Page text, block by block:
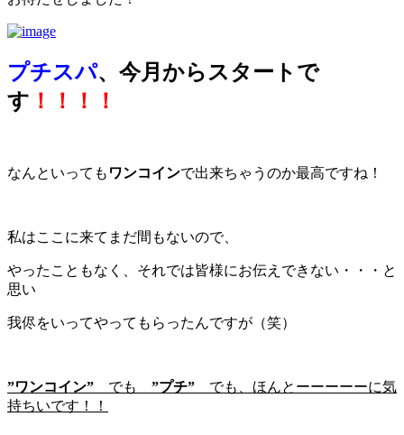
プチスパ、今月からスタートで
す ！！！！
なんといっても ワンコインで出来ちゃうのか最高ですね！
私はここに来てまだ間もないので、
やったこともなく、それでは皆様にお伝えできない・・・と
思い
我侭をいってやってもらったんですが（笑）
”ワンコイン” でも ”プチ” でも、ほんとーーーーーに気
持ちいです！！